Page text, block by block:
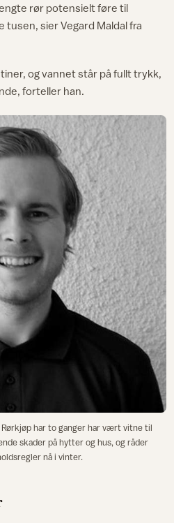
rør potensielt føre til
sier Vegard Maldal fra
og vannet står på fullt trykk,
forteller han.
Rørkjøp har to ganger har vært vitne til
skader på hytter og hus, og råder
nå i vinter.